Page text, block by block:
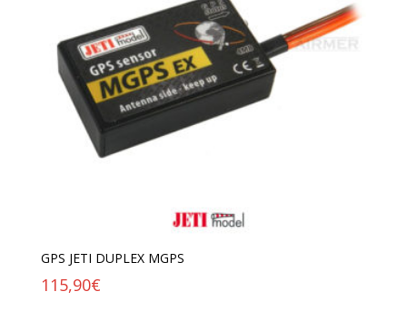
GPS JETI DUPLEX MGPS
115,90€